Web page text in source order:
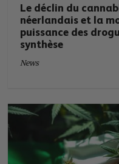
Le déclin du
néerlandais et la
puissance des
synthèse
News